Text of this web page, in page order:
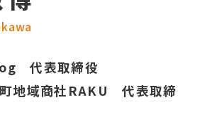
代表取締役
地域商社RAKU 代表取締